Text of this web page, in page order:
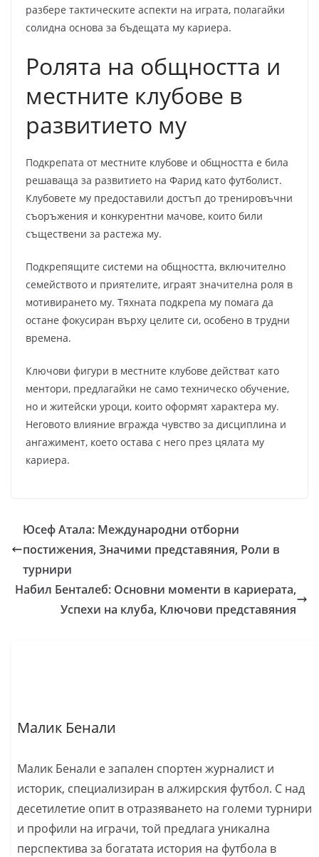
разбере тактическите аспекти на играта, полагайки
солидна основа за бъдещата му кариера.
Ролята на общността и
местните клубове в
развитието му
Подкрепата от местните клубове и общността е била
решаваща за развитието на Фарид като футболист.
Клубовете му предоставили достъп до тренировъчни
съоръжения и конкурентни мачове, които били
съществени за растежа му.
Подкрепящите системи на общността, включително
семейството и приятелите, играят значителна роля в
мотивирането му. Тяхната подкрепа му помага да
остане фокусиран върху целите си, особено в трудни
времена.
Ключови фигури в местните клубове действат като
ментори, предлагайки не само техническо обучение,
но и житейски уроци, които оформят характера му.
Неговото влияние вгражда чувство за дисциплина и
ангажимент, което остава с него през цялата му
кариера.
Юсеф Атала: Международни отборни
постижения, Значими представяния, Роли в
турнири
Набил Бенталеб: Основни моменти в кариерата,
Успехи на клуба, Ключови представяния
Малик Бенали
Малик Бенали е запален спортен журналист и
историк, специализиран в алжирския футбол. С над
десетилетие опит в отразяването на големи турнири
и профили на играчи, той предлага уникална
перспектива за богатата история на футбола в